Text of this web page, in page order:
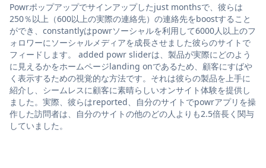
Powrポップアップでサインアップしたjust monthsで、彼らは
250％以上（600以上の実際の連絡先）の連絡先をboostすること
ができ、constantlyはpowrソーシャルを利用して6000人以上のフ
ォロワーにソーシャルメディアを成長させました彼らのサイトで
フィードします。 added powr sliderは、製品が実際にどのよう
に見えるかをホームページlanding onであるため、顧客にすばや
く表示するための視覚的な方法です。それは彼らの製品を上手に
紹介し、シームレスに顧客に素晴らしいオンサイト体験を提供し
ました。実際、彼らはreported、自分のサイトでpowrアプリを操
作した訪問者は、自分のサイトの他のどの人よりも2.5倍長く関与
していました。